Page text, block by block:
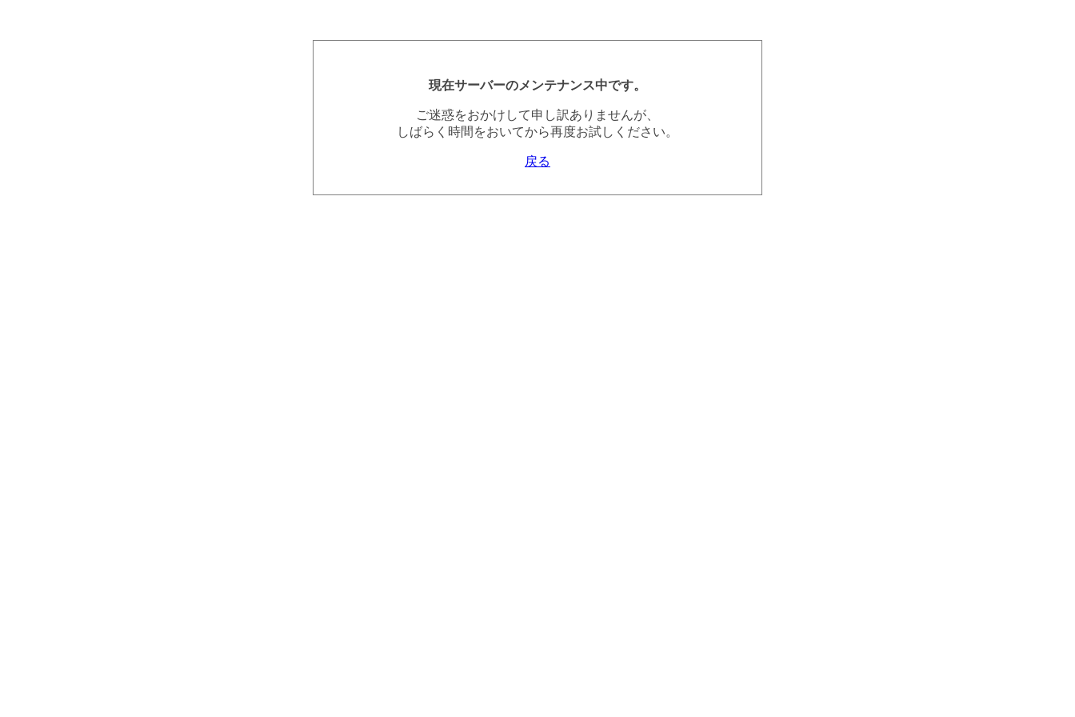
現在サーバーのメンテナンス中です。
ご迷惑をおかけして申し訳ありませんが、
しばらく時間をおいてから再度お試しください。
戻る